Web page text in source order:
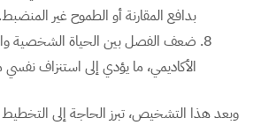
بدافع المقارنة أو الطموح غير المنضبط.
ضعف الفصل بين الحياة الشخصية
الأكاديمي، ما يؤدي إلى استنزاف
وبعد هذا التشخيص، تبرز الحاجة إلى التخطيط